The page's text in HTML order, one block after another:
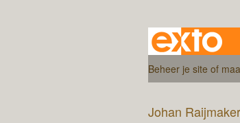
Beheer je site of
Johan